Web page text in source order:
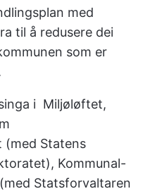
med
til å redusere dei
som er
i Miljøløftet,
(med Statens
Kommunal-
Statsforvaltaren